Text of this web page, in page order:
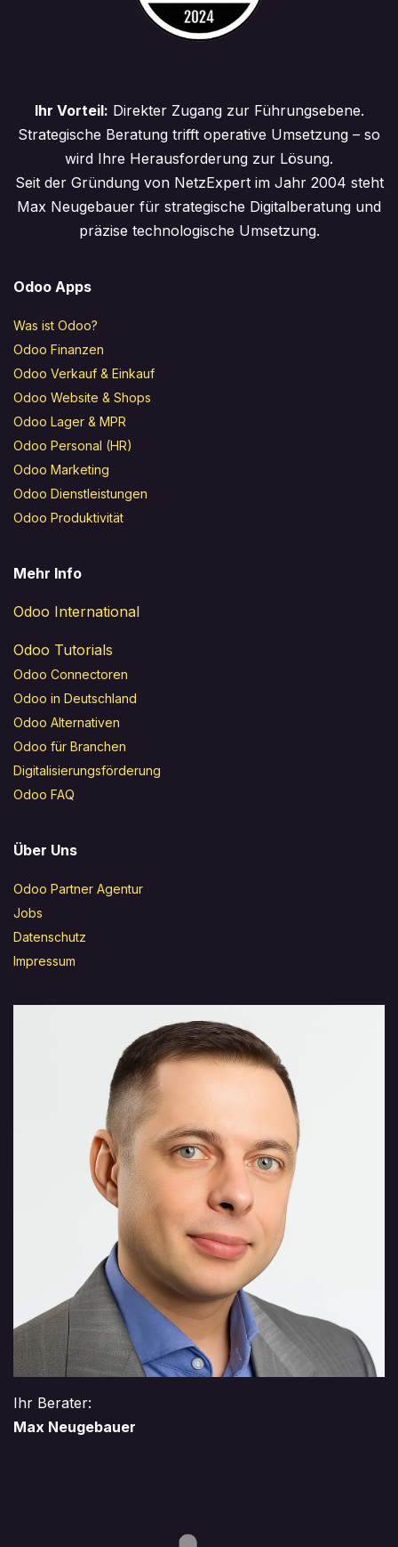
Ihr Vorteil: Direkter Zugang zur Führungsebene.
Strategische Beratung trifft operative Umsetzung – so
wird Ihre Herausforderung zur Lösung.
Seit der Gründung von NetzExpert im Jahr 2004 steht
Max Neugebauer für strategische Digitalberatung und
präzise technologische Umsetzung.
Odoo Apps
Was ist Odoo?
Odoo Finanzen
Odoo Verkauf & Einkauf
Odoo Website & Shops
Odoo Lager & MPR
Odoo Personal (HR)
Odoo Marketing
Odoo Dienstleistungen
Odoo Produktivität
Mehr Info
Odoo International
Odoo Tutorials
Odoo Connectoren
Odoo in Deutschland
Odoo Alternativen
Odoo für Branchen
Digitalisierungsförderung
Odoo FAQ
Über Uns
Odoo Partner Agentur
Jobs
Datenschutz
Impressum
Ihr Berater:
Max Neugebauer